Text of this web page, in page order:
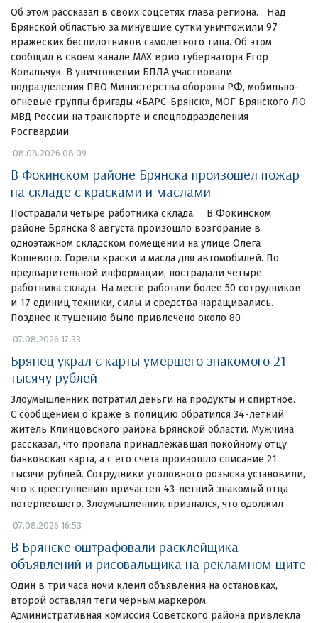
Об этом рассказал в своих соцсетях глава региона. Над
Брянской областью за минувшие сутки уничтожили 97
вражеских беспилотников самолетного типа. Об этом
сообщил в своем канале МАХ врио губернатора Егор
Ковальчук. В уничтожении БПЛА участвовали
подразделения ПВО Министерства обороны РФ, мобильно-
огневые группы бригады «БАРС-Брянск», МОГ Брянского ЛО
МВД России на транспорте и спецподразделения
Росгвардии
08.08.2026 08:09
В Фокинском районе Брянска произошел пожар
на складе с красками и маслами
Пострадали четыре работника склада. В Фокинском
районе Брянска 8 августа произошло возгорание в
одноэтажном складском помещении на улице Олега
Кошевого. Горели краски и масла для автомобилей. По
предварительной информации, пострадали четыре
работника склада. На месте работали более 50 сотрудников
и 17 единиц техники, силы и средства наращивались.
Позднее к тушению было привлечено около 80
07.08.2026 17:33
Брянец украл с карты умершего знакомого 21
тысячу рублей
Злоумышленник потратил деньги на продукты и спиртное.
С сообщением о краже в полицию обратился 34-летний
житель Клинцовского района Брянской области. Мужчина
рассказал, что пропала принадлежавшая покойному отцу
банковская карта, а с его счета произошло списание 21
тысячи рублей. Сотрудники уголовного розыска установили,
что к преступлению причастен 43-летний знакомый отца
потерпевшего. Злоумышленник признался, что одолжил
07.08.2026 16:53
В Брянске оштрафовали расклейщика
объявлений и рисовальщика на рекламном щите
Один в три часа ночи клеил объявления на остановках,
второй оставлял теги черным маркером.
Административная комиссия Советского района привлекла